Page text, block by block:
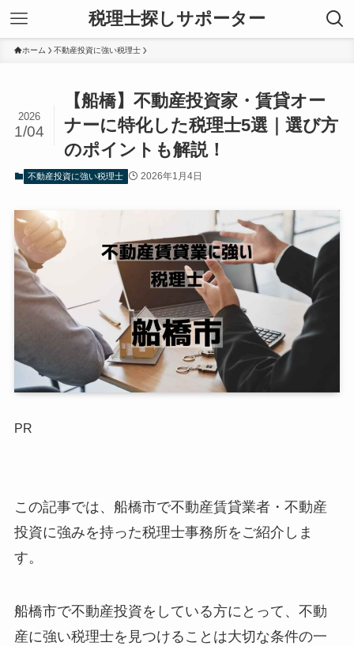
税理士探しサポーター
ホーム 不動産投資に強い税理士
【船橋】不動産投資家・賃貸オー
ナーに特化した税理士5選｜選び方
のポイントも解説！
2026
1/04
不動産投資に強い税理士 2026年1月4日
PR
この記事では、船橋市で不動産賃貸業者・不動産
投資に強みを持った税理士事務所をご紹介しま
す。
船橋市で不動産投資をしている方にとって、不動
産に強い税理士を見つけることは大切な条件の一